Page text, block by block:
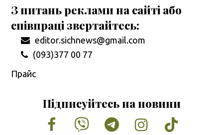
З питань реклами на сайті або
співпраці звертайтесь:
editor.sichnews@gmail.com
(093)377 00 77
Прайс
Підписуйтесь на новини
Facebook
VimeoTumblrInstagram
Tiktok